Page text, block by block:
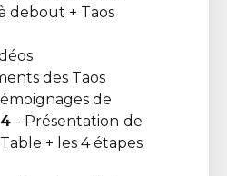
debout + Taos
des Taos
de
- Présentation de
+ les 4 étapes